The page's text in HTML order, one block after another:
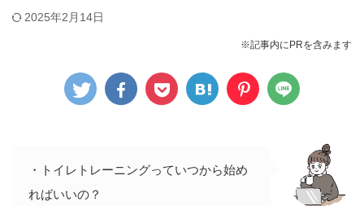
2025年2月14日
※記事内にPRを含みます
・トイレトレーニングっていつから始め
ればいいの？